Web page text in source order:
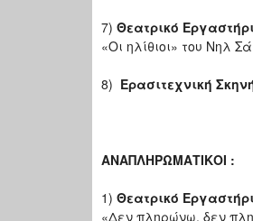
7) Θεατρικό
«Οι ηλίθιοι» του Νηλ
8) Ερασιτεχνική
ΑΝΑΠΛΗΡΩΜΑΤΙΚΟΙ :
1) Θεατρικό
«Δεν πληρώνω, δεν